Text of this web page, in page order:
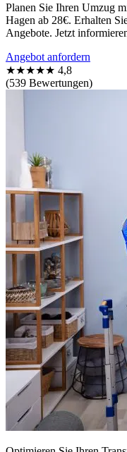
Planen Sie Ihren Umzug
Hagen ab 28€. Erhalten
Angebote. Jetzt
Angebot anfordern
★★★★★ 4,8
(539 Bewertungen)